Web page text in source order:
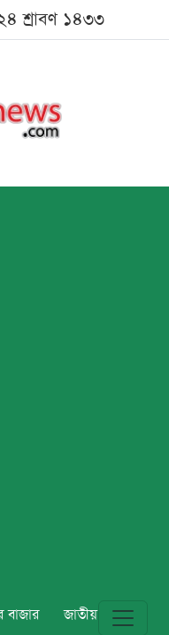
শ্রাবণ ১৪৩৩
বাজার জাতীয় বিশ্ব